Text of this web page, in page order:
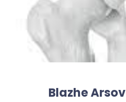
Blazhe Arsov